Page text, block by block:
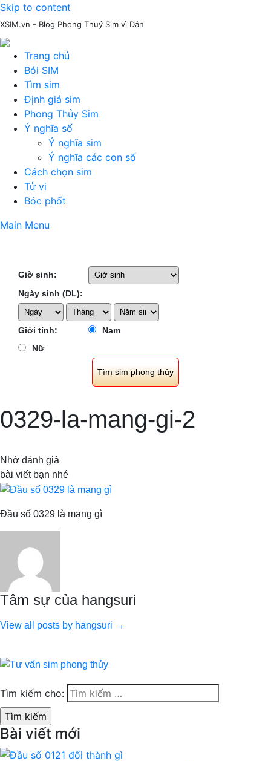
Skip to content
XSIM.vn - Blog Phong Thuỷ Sim vì Dân
Trang chủ
Bói SIM
Tìm sim
Định giá sim
Phong Thủy Sim
Ý nghĩa số
Ý nghĩa sim
Ý nghĩa các con số
Cách chọn sim
Tử vi
Bóc phốt
Main Menu
Giờ sinh:
Ngày sinh (DL):
Giới tính:
Nam
Nữ
0329-la-mang-gi-2
Nhớ đánh giá
bài viết bạn nhé
Đầu số 0329 là mạng gì
Tâm sự của hangsuri
View all posts by hangsuri →
Tìm kiếm cho:
Bài viết mới